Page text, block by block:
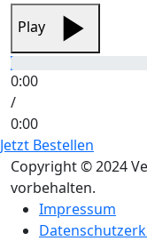
Play
0:00
/
0:00
Jetzt Bestellen
Copyright © 2024
vorbehalten.
Impressum